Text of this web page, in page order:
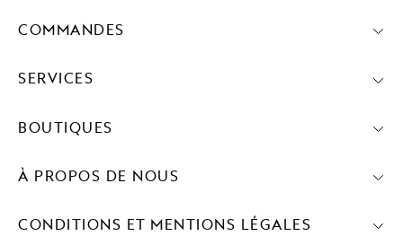
COMMANDES
SERVICES
BOUTIQUES
À PROPOS DE NOUS
CONDITIONS ET MENTIONS LÉGALES